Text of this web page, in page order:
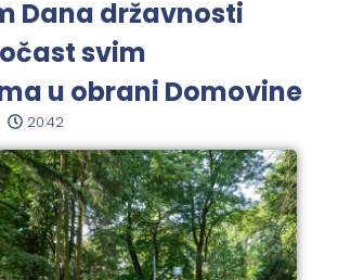
Dana državnosti
svim
u obrani Domovine
20:42